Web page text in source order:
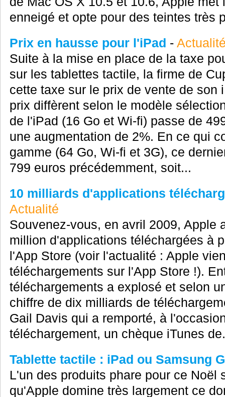
enneigé et opte pour des teintes très
Prix en hausse pour l'iPad -
Suite à la mise en place de la taxe
sur les tablettes tactile, la firme de
cette taxe sur le prix de vente de son
prix diffèrent selon le modèle
de l'iPad (16 Go et Wi-fi) passe de
une augmentation de 2%. En ce qui
gamme (64 Go, Wi-fi et 3G), ce
799 euros précédemment, soit...
10 milliards d'applications
Actualité
Souvenez-vous, en avril 2009, Apple
million d'applications téléchargées à
l'App Store (voir l'actualité : Apple
téléchargements sur l'App Store !).
téléchargements a explosé et selon
chiffre de dix milliards de
Gail Davis qui a remporté, à
téléchargement, un chèque iTunes
Tablette tactile : iPad ou Samsung
L'un des produits phare pour ce Noël
qu'Apple domine très largement ce